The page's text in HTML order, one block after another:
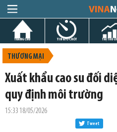
TRANG CHỦ TIN GIỜ CHÓT THỊ
THƯƠNG MẠI
Xuất khẩu cao su đối
quy định môi trường
15:33 18/05/2026
Tweet